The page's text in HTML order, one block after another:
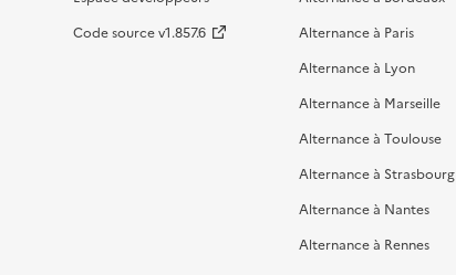
Code source v1.857.6
Alternance à Paris
Alternance à Lyon
Alternance à Marseille
Alternance à Toulouse
Alternance à Strasbourg
Alternance à Nantes
Alternance à Rennes